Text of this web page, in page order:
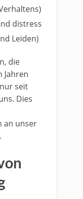
distress
Leiden)
die
Jahren
seit
Dies
an unser